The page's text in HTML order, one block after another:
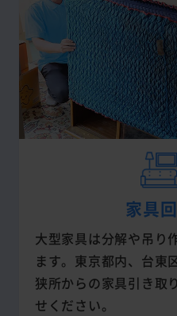
家具
大型家具は分解や吊り
ます。東京都内、台東
狭所からの家具引き取
せください。